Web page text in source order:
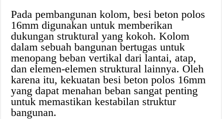
Pada pembangunan kolom, besi beton polos
16mm digunakan untuk memberikan
dukungan struktural yang kokoh. Kolom
dalam sebuah bangunan bertugas untuk
menopang beban vertikal dari lantai, atap,
dan elemen-elemen struktural lainnya. Oleh
karena itu, kekuatan besi beton polos 16mm
yang dapat menahan beban sangat penting
untuk memastikan kestabilan struktur
bangunan.